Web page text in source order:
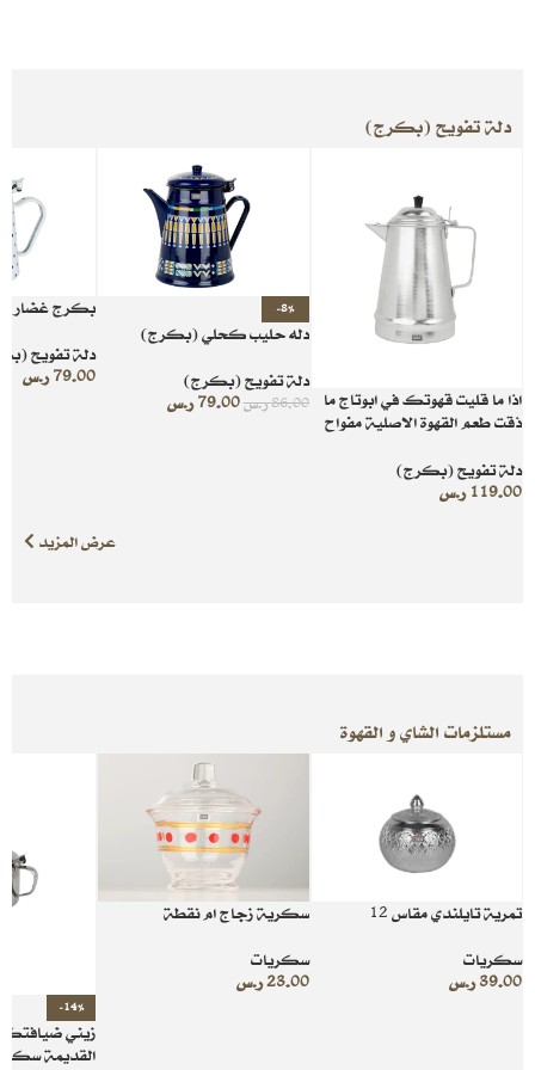
دلة تفويح (بكرج)
اذا ما قليت قهوتك في ابوتاج ما
ذقت طعم القهوة الاصلية مفواح
دلة تفويح (بكرج)
119.00 ر.س
-8%
دله حليب كحلي (بكرج)
دلة تفويح (بكرج)
86.00ر.س79.00 ر.س
بكرج غضار
دلة تفويح
79.00ر.س
عرض المزيد
مستلزمات الشاي و القهوة
تمرية تايلندي مقاس 12
سكريات
39.00ر.س
سكرية زجاج ام نقطة
سكريات
23.00ر.س
-14%
زيني ضيافتك
القديمة